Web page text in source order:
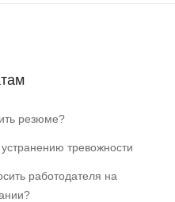
резюме?
тревожности
работодателя на